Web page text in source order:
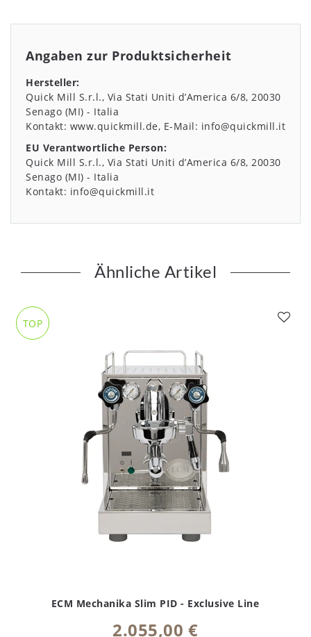
Angaben zur Produktsicherheit
Hersteller:
Quick Mill S.r.l. Via Stati Uniti d’America 6/8 20030
Senago (MI)
Italia
Kontakt: www.quickmill.de E-Mail: info@quickmill.it
EU Verantwortliche Person:
Quick Mill S.r.l. Via Stati Uniti d’America 6/8 20030
Senago (MI)
Italia
Kontakt: info@quickmill.it
Ähnliche Artikel
TOP
ECM Mechanika Slim PID - Exclusive Line
2.055,00 €